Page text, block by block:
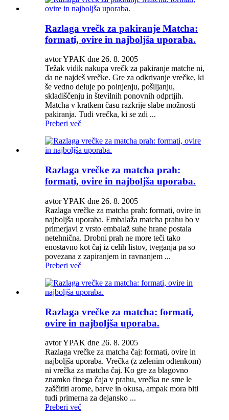
Razlaga vrečk za pakiranje Matcha:
formati, ovire in najboljša uporaba.
avtor YPAK dne 26. 8. 2005
Težak vidik nakupa vrečk za pakiranje matche ni,
da ne najdeš vrečke. Gre za odkrivanje vrečke, ki
še vedno deluje po polnjenju, pošiljanju,
skladiščenju in številnih ponovnih odprtjih.
Matcha v kratkem času razkrije slabe možnosti
pakiranja. Tudi vrečka, ki se zdi ...
Preberi več
Razlaga vrečke za matcha prah:
formati, ovire in najboljša uporaba.
avtor YPAK dne 26. 8. 2005
Razlaga vrečke za matcha prah: formati, ovire in
najboljša uporaba. Embalaža matcha prahu bo v
primerjavi z vrsto embalaž suhe hrane postala
netehnična. Drobni prah ne more teči tako
enostavno kot čaj iz celih listov, tveganja pa so
povezana z zapiranjem in ravnanjem ...
Preberi več
Razlaga vrečke za matcha: formati,
ovire in najboljša uporaba.
avtor YPAK dne 26. 8. 2005
Razlaga vrečke za matcha čaj: formati, ovire in
najboljša uporaba. Vrečka (z zelenim odtenkom)
ni vrečka za matcha čaj. Ko gre za blagovno
znamko finega čaja v prahu, vrečka ne sme le
zaščititi arome, barve in okusa, ampak mora biti
tudi primerna za dejansko ...
Preberi več